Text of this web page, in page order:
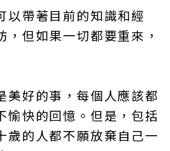
以帶著目前的知識和經
但如果一切都要重來，
美好的事，每個人應該都
愉快的回憶。但是，包括
歲的人都不願放棄自己一